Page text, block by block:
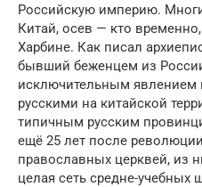
Российскую империю.
Китай, осев — кто
Харбине. Как писал
бывший беженцем из
исключительным явлением
русскими на китайской
типичным русским
ещё 25 лет после
православных церквей, из
целая сеть средне-